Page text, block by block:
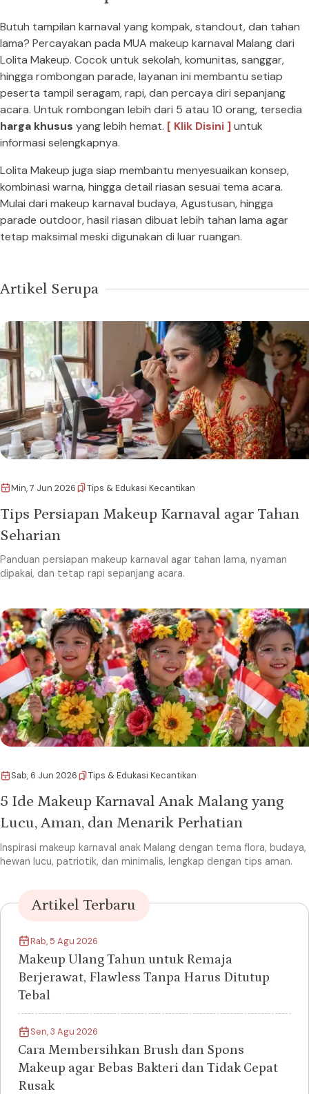
Butuh tampilan karnaval yang kompak, standout, dan tahan
lama? Percayakan pada MUA makeup karnaval Malang dari
Lolita Makeup. Cocok untuk sekolah, komunitas, sanggar,
hingga rombongan parade, layanan ini membantu setiap
peserta tampil seragam, rapi, dan percaya diri sepanjang
acara. Untuk rombongan lebih dari 5 atau 10 orang, tersedia
harga khusus yang lebih hemat. [ Klik Disini ]untuk
informasi selengkapnya.
Lolita Makeup juga siap membantu menyesuaikan konsep,
kombinasi warna, hingga detail riasan sesuai tema acara.
Mulai dari makeup karnaval budaya, Agustusan, hingga
parade outdoor, hasil riasan dibuat lebih tahan lama agar
tetap maksimal meski digunakan di luar ruangan.
Artikel Serupa
Min, 7 Jun 2026 Tips & Edukasi Kecantikan
Tips Persiapan Makeup Karnaval agar Tahan
Seharian
Panduan persiapan makeup karnaval agar tahan lama, nyaman
dipakai, dan tetap rapi sepanjang acara.
Sab, 6 Jun 2026 Tips & Edukasi Kecantikan
5 Ide Makeup Karnaval Anak Malang yang
Lucu, Aman, dan Menarik Perhatian
Inspirasi makeup karnaval anak Malang dengan tema flora, budaya,
hewan lucu, patriotik, dan minimalis, lengkap dengan tips aman.
Artikel Terbaru
Rab, 5 Agu 2026
Makeup Ulang Tahun untuk Remaja
Berjerawat, Flawless Tanpa Harus Ditutup
Tebal
Sen, 3 Agu 2026
Cara Membersihkan Brush dan Spons
Makeup agar Bebas Bakteri dan Tidak Cepat
Rusak